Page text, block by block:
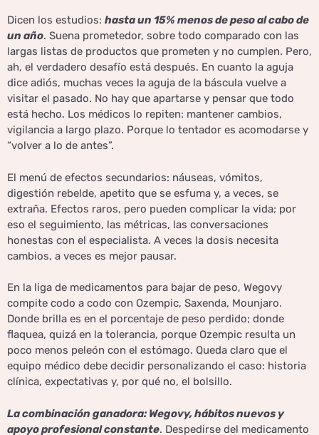
Dicen los estudios: hasta un 15% menos de peso al cabo de
un año. Suena prometedor, sobre todo comparado con las
largas listas de productos que prometen y no cumplen. Pero,
ah, el verdadero desafío está después. En cuanto la aguja
dice adiós, muchas veces la aguja de la báscula vuelve a
visitar el pasado. No hay que apartarse y pensar que todo
está hecho. Los médicos lo repiten: mantener cambios,
vigilancia a largo plazo. Porque lo tentador es acomodarse y
“volver a lo de antes”.
El menú de efectos secundarios: náuseas, vómitos,
digestión rebelde, apetito que se esfuma y, a veces, se
extraña. Efectos raros, pero pueden complicar la vida; por
eso el seguimiento, las métricas, las conversaciones
honestas con el especialista. A veces la dosis necesita
cambios, a veces es mejor pausar.
En la liga de medicamentos para bajar de peso, Wegovy
compite codo a codo con Ozempic, Saxenda, Mounjaro.
Donde brilla es en el porcentaje de peso perdido; donde
flaquea, quizá en la tolerancia, porque Ozempic resulta un
poco menos peleón con el estómago. Queda claro que el
equipo médico debe decidir personalizando el caso: historia
clínica, expectativas y, por qué no, el bolsillo.
La combinación ganadora: Wegovy, hábitos nuevos y
apoyo profesional constante. Despedirse del medicamento